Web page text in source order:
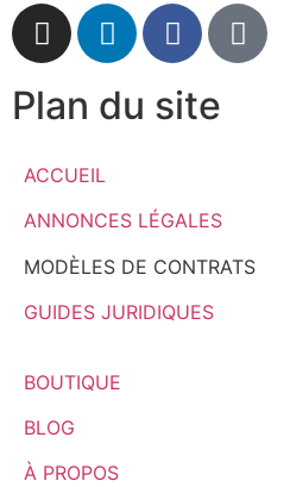
Plan du site
ACCUEIL
ANNONCES LÉGALES
MODÈLES DE CONTRATS
GUIDES JURIDIQUES
BOUTIQUE
BLOG
À PROPOS